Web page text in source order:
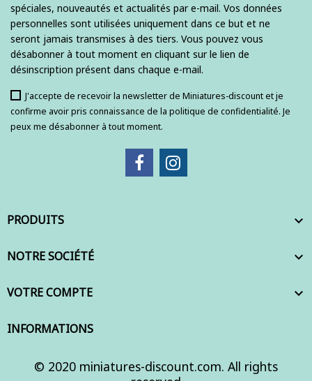
spéciales, nouveautés et actualités par e-mail. Vos données
personnelles sont utilisées uniquement dans ce but et ne
seront jamais transmises à des tiers. Vous pouvez vous
désabonner à tout moment en cliquant sur le lien de
désinscription présent dans chaque e-mail.
J'accepte de recevoir la newsletter de Miniatures-discount et je
confirme avoir pris connaissance de la politique de confidentialité. Je
peux me désabonner à tout moment.
PRODUITS 
NOTRE SOCIÉTÉ 
VOTRE COMPTE 
INFORMATIONS
© 2020 miniatures-discount.com. All rights